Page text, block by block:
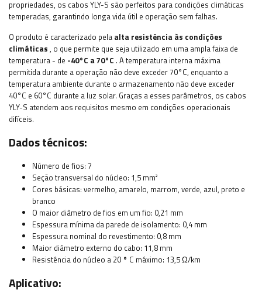
propriedades, os cabos YLY-S são perfeitos para condições climáticas
temperadas, garantindo longa vida útil e operação sem falhas.
O produto é caracterizado pela alta resistência às condições
climáticas , o que permite que seja utilizado em uma ampla faixa de
temperatura - de -40°C a 70°C . A temperatura interna máxima
permitida durante a operação não deve exceder 70°C, enquanto a
temperatura ambiente durante o armazenamento não deve exceder
40°C e 60°C durante a luz solar. Graças a esses parâmetros, os cabos
YLY-S atendem aos requisitos mesmo em condições operacionais
difíceis.
Dados técnicos:
Número de fios: 7
Seção transversal do núcleo: 1,5 mm²
Cores básicas: vermelho, amarelo, marrom, verde, azul, preto e
branco
O maior diâmetro de fios em um fio: 0,21 mm
Espessura mínima da parede de isolamento: 0,4 mm
Espessura nominal do revestimento: 0,8 mm
Maior diâmetro externo do cabo: 11,8 mm
Resistência do núcleo a 20 ° C máximo: 13,5 Ω/km
Aplicativo: